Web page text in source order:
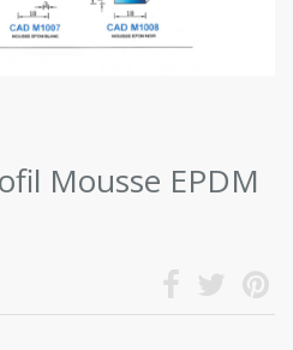
Mousse EPDM